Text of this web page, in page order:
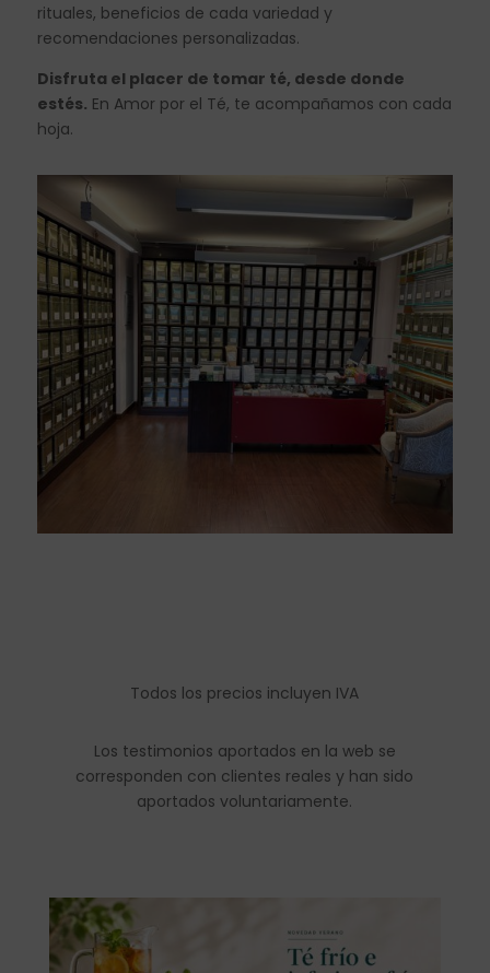
rituales, beneficios de cada variedad y
recomendaciones personalizadas.
Disfruta el placer de tomar té, desde donde
estés. En Amor por el Té, te acompañamos con cada
hoja.
Todos los precios incluyen IVA
Los testimonios aportados en la web se
corresponden con clientes reales y han sido
aportados voluntariamente.